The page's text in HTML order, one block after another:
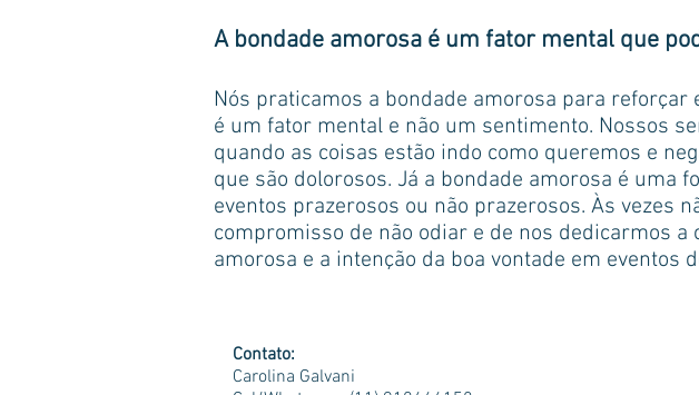
A bondade amorosa é um fator mental que
Nós praticamos a bondade amorosa para
é um fator mental e não um sentimento. Nossos
quando as coisas estão indo como queremos e
que são dolorosos. Já a bondade amorosa é uma
eventos prazerosos ou não prazerosos. Às vezes
compromisso de não odiar e de nos dedicarmos
amorosa e a intenção da boa vontade em eventos
Contato:
Carolina Galvani